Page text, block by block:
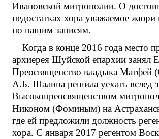
Ивановской митрополии. О
недостатках хора уважаемое жюри
по нашим записям.
Когда в конце 2016 года место
архиерея Шуйской епархии занял
Преосвященство владыка Матфей
А.Б. Шалина решила уехать вслед
Высокопреосвященством
Никоном (Фоминым) на
где ей предложили должность
хора. С января 2017 регентом